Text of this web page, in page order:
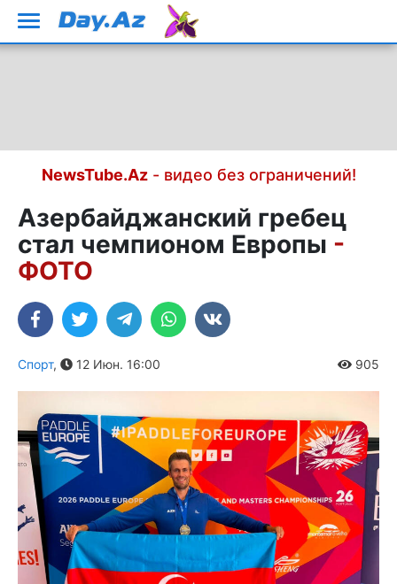
NewsTube.Az- видео без ограничений!
Азербайджанский гребец
стал чемпионом Европы -
ФОТО
Спорт, 12 Июн. 16:00 905